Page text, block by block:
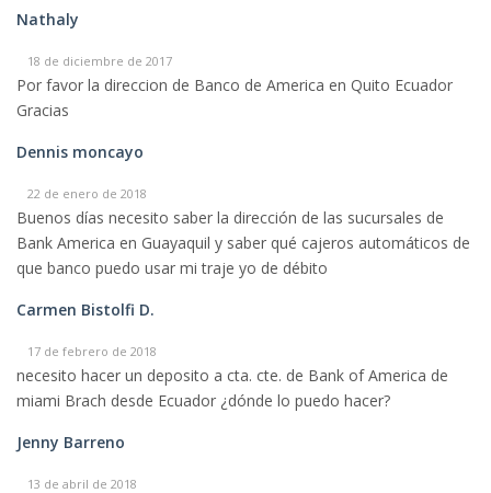
Nathaly
18 de diciembre de 2017
Por favor la direccion de Banco de America en Quito Ecuador
Gracias
Dennis moncayo
22 de enero de 2018
Buenos días necesito saber la dirección de las sucursales de
Bank America en Guayaquil y saber qué cajeros automáticos de
que banco puedo usar mi traje yo de débito
Carmen Bistolfi D.
17 de febrero de 2018
necesito hacer un deposito a cta. cte. de Bank of America de
miami Brach desde Ecuador ¿dónde lo puedo hacer?
Jenny Barreno
13 de abril de 2018